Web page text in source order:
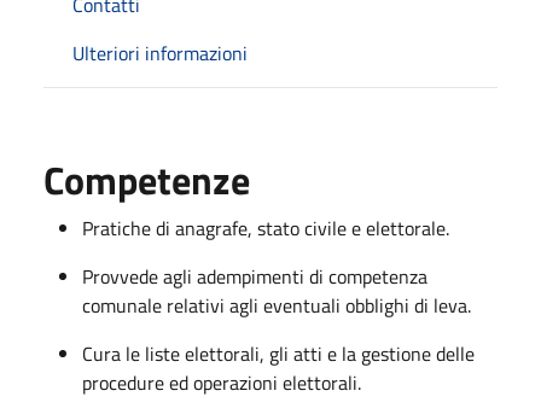
Ulteriori informazioni
Competenze
Pratiche di anagrafe, stato civile e elettorale.
Provvede agli adempimenti di competenza
comunale relativi agli eventuali obblighi di leva.
Cura le liste elettorali, gli atti e la gestione delle
procedure ed operazioni elettorali.